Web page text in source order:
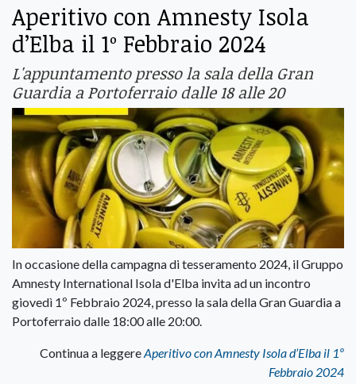
Aperitivo con Amnesty Isola
d’Elba il 1º Febbraio 2024
L'appuntamento presso la sala della Gran
Guardia a Portoferraio dalle 18 alle 20
In occasione della campagna di tesseramento 2024, il Gruppo
Amnesty International Isola d'Elba invita ad un incontro
giovedì 1º Febbraio 2024, presso la sala della Gran Guardia a
Portoferraio dalle 18:00 alle 20:00.
Continua a leggereAperitivo con Amnesty Isola d’Elba il 1º
Febbraio 2024